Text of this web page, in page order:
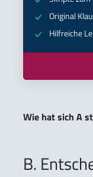
Original
Hilfreiche
Wie hat sich A
B.